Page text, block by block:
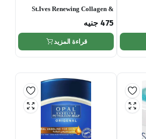
St.Ives Renewing Collagen &
475 جنيه
قراءة المزيد